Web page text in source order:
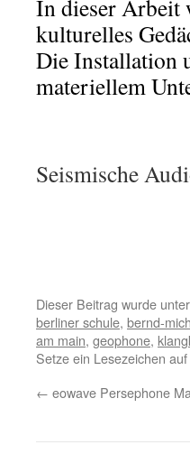
In dieser Arbeit
kulturelles
Die Installation
materiellem
Seismische
Dieser Beitrag wurde unter
berliner schule, bernd-
am main, geophone,
Setze ein Lesezeichen
← eowave Persephone